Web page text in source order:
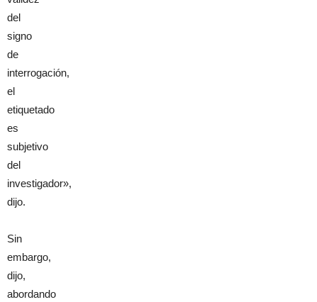
del
signo
de
interrogación,
el
etiquetado
es
subjetivo
del
investigador»,
dijo.
Sin
embargo,
dijo,
abordando